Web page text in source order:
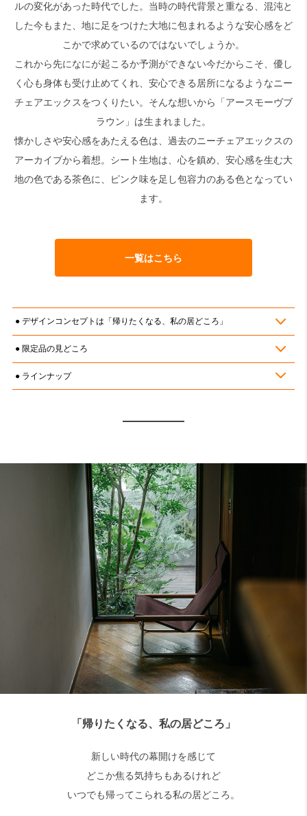
ルの変化があった時代でした。当時の時代背景と重なる、混沌と
した今もまた、地に足をつけた大地に包まれるような安心感をど
こかで求めているのではないでしょうか。
これから先になにが起こるか予測ができない今だからこそ、優し
く心も身体も受け止めてくれ、安心できる居所になるようなニー
チェアエックスをつくりたい。そんな想いから「アースモーヴブ
ラウン」は生まれました。
懐かしさや安心感をあたえる色は、過去のニーチェアエックスの
アーカイブから着想。シート生地は、心を鎮め、安心感を生む大
地の色である茶色に、ピンク味を足し包容力のある色となってい
ます。
一覧はこちら
デザインコンセプトは「帰りたくなる、私の居どころ」
限定品の見どころ
ラインナップ
「帰りたくなる、私の居どころ」
新しい時代の幕開けを感じて
どこか焦る気持ちもあるけれど
いつでも帰ってこられる私の居どころ。